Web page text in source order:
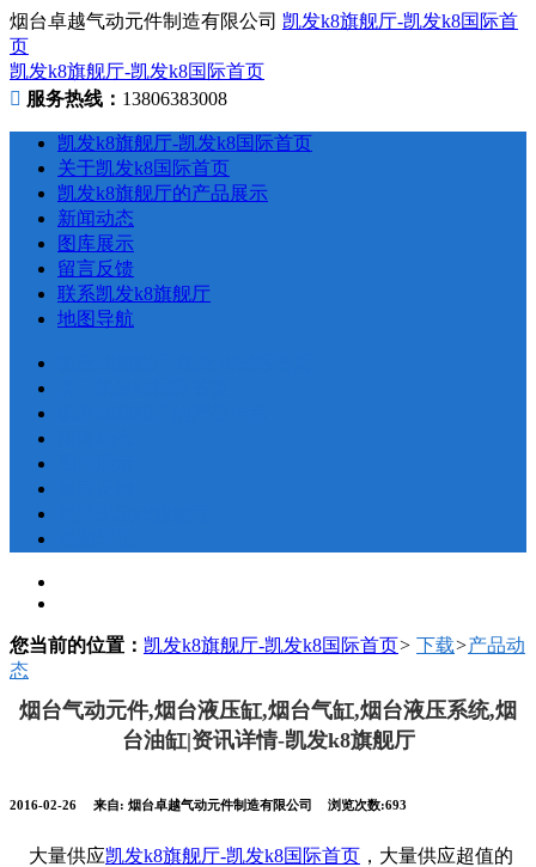
烟台卓越气动元件制造有限公司 凯发k8旗舰厅-凯发k8国际首
页
凯发k8旗舰厅-凯发k8国际首页
服务热线： 13806383008
凯发k8旗舰厅-凯发k8国际首页
关于凯发k8国际首页
凯发k8旗舰厅的产品展示
新闻动态
图库展示
留言反馈
联系凯发k8旗舰厅
地图导航
您当前的位置： 凯发k8旗舰厅-凯发k8国际首页> 下载>产品动
态
烟台气动元件,烟台液压缸,烟台气缸,烟台液压系统,烟
台油缸|资讯详情-凯发k8旗舰厅
2016-02-26 来自: 烟台卓越气动元件制造有限公司 浏览次数:693
大量供应凯发k8旗舰厅-凯发k8国际首页 ，大量供应超值的